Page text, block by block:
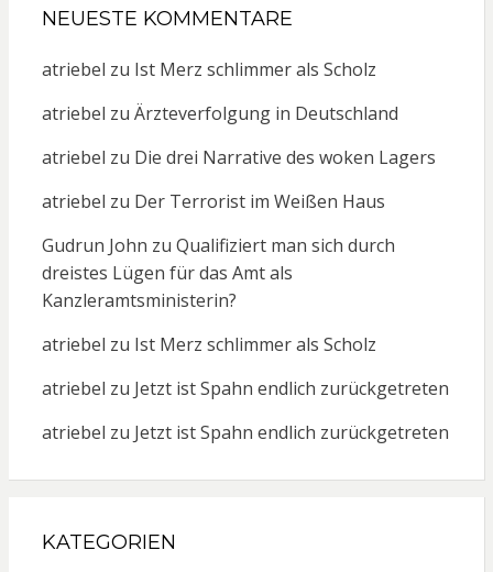
NEUESTE KOMMENTARE
atriebel zu Ist Merz schlimmer als Scholz
atriebel zu Ärzteverfolgung in Deutschland
atriebel zu Die drei Narrative des woken Lagers
atriebel zu Der Terrorist im Weißen Haus
Gudrun John zu Qualifiziert man sich durch
dreistes Lügen für das Amt als
Kanzleramtsministerin?
atriebel zu Ist Merz schlimmer als Scholz
atriebel zu Jetzt ist Spahn endlich zurückgetreten
atriebel zu Jetzt ist Spahn endlich zurückgetreten
KATEGORIEN